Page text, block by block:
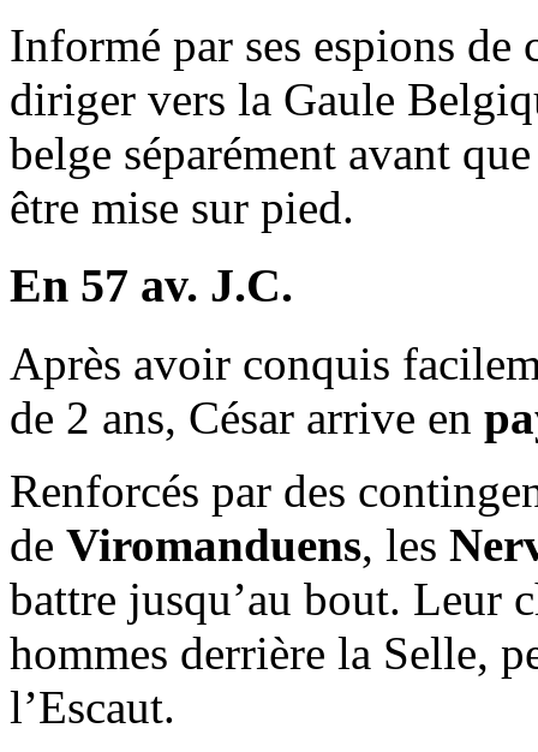
Informé par ses espions de
diriger vers la Gaule
belge séparément avant
être mise sur pied.
En 57 av. J.C.
Après avoir conquis
de 2 ans, César arrive en
Renforcés par des
de Viromanduens, les
battre jusqu’au bout. Leur
hommes derrière la Selle,
l’Escaut.